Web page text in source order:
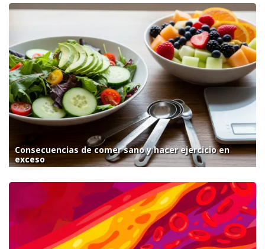
Consecuencias de comer sano y hacer ejercicio en
exceso